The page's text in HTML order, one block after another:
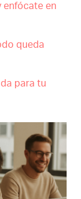
enfócate en
queda
para tu